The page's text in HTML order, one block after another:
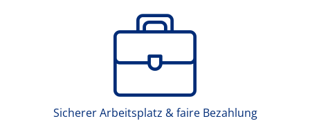
Sicherer Arbeitsplatz & faire Bezahlung